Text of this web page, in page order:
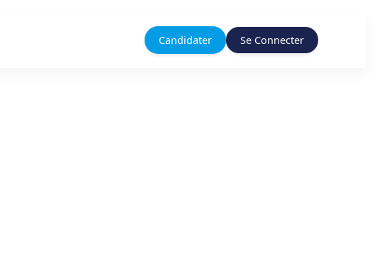
Candidater Se Connecter